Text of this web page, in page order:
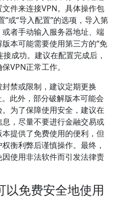
件来连接VPN。具体操作包
”或“导入配置”的选项，导入第
者手动输入服务器地址、端
本可能需要使用第三方的“免
接成功。建议在配置完成后，
VPN正常工作。
禁或限制，建议定期更换
此外，部分破解版本可能会
为了保障使用安全，建议在
，尽量不要进行金融交易或
提供了免费使用的便利，但
衡利弊后谨慎操作。最终，
使用非法软件而引发法律责
以免费安全地使用